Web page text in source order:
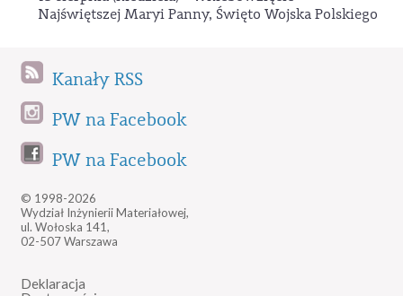
Najświętszej Maryi Panny, Święto Wojska Polskiego
Kanały RSS
PW na Facebook
PW na Facebook
© 1998-2026
Wydział Inżynierii Materiałowej,
ul. Wołoska 141,
02-507 Warszawa
Deklaracja